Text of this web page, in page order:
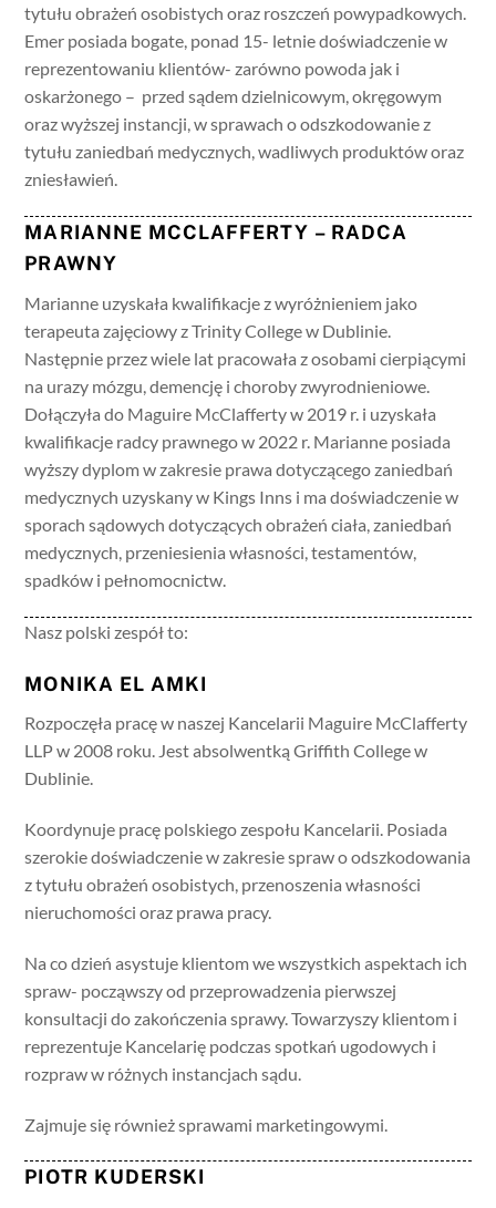
tytułu obrażeń osobistych oraz roszczeń powypadkowych.
Emer posiada bogate, ponad 15- letnie doświadczenie w
reprezentowaniu klientów- zarówno powoda jak i
oskarżonego – przed sądem dzielnicowym, okręgowym
oraz wyższej instancji, w sprawach o odszkodowanie z
tytułu zaniedbań medycznych, wadliwych produktów oraz
zniesławień.
MARIANNE MCCLAFFERTY – RADCA
PRAWNY
Marianne uzyskała kwalifikacje z wyróżnieniem jako
terapeuta zajęciowy z Trinity College w Dublinie.
Następnie przez wiele lat pracowała z osobami cierpiącymi
na urazy mózgu, demencję i choroby zwyrodnieniowe.
Dołączyła do Maguire McClafferty w 2019 r. i uzyskała
kwalifikacje radcy prawnego w 2022 r. Marianne posiada
wyższy dyplom w zakresie prawa dotyczącego zaniedbań
medycznych uzyskany w Kings Inns i ma doświadczenie w
sporach sądowych dotyczących obrażeń ciała, zaniedbań
medycznych, przeniesienia własności, testamentów,
spadków i pełnomocnictw.
Nasz polski zespół to:
MONIKA EL AMKI
Rozpoczęła pracę w naszej Kancelarii Maguire McClafferty
LLP w 2008 roku. Jest absolwentką Griffith College w
Dublinie.
Koordynuje pracę polskiego zespołu Kancelarii. Posiada
szerokie doświadczenie w zakresie spraw o odszkodowania
z tytułu obrażeń osobistych, przenoszenia własności
nieruchomości oraz prawa pracy.
Na co dzień asystuje klientom we wszystkich aspektach ich
spraw- począwszy od przeprowadzenia pierwszej
konsultacji do zakończenia sprawy. Towarzyszy klientom i
reprezentuje Kancelarię podczas spotkań ugodowych i
rozpraw w różnych instancjach sądu.
Zajmuje się również sprawami marketingowymi.
PIOTR KUDERSKI